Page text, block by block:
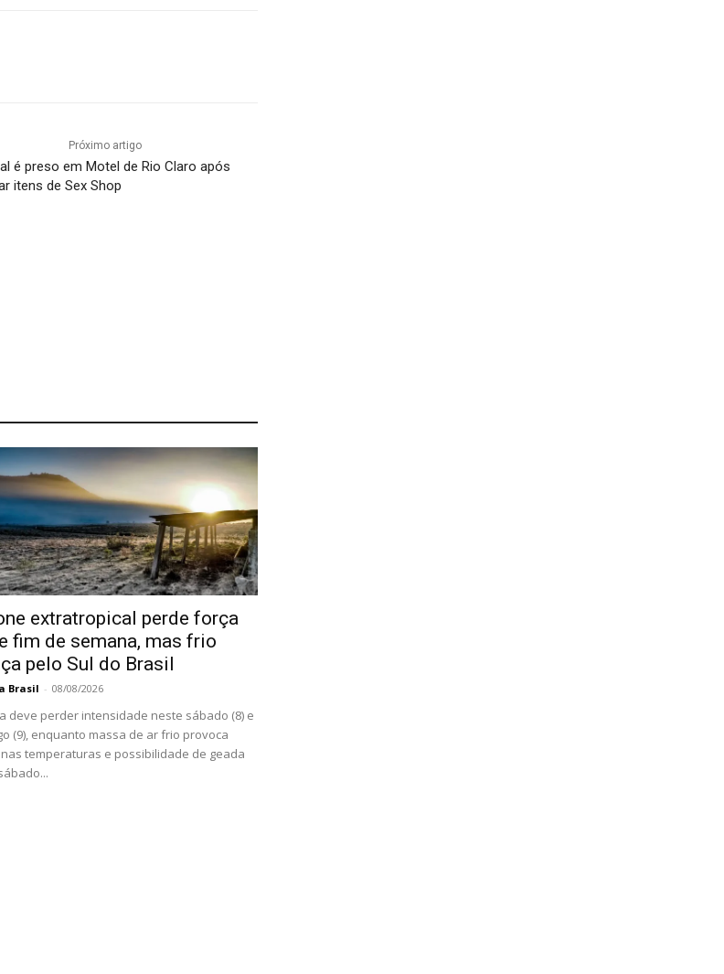
Próximo artigo
é preso em Motel de Rio Claro após
itens de Sex Shop
extratropical perde força
fim de semana, mas frio
pelo Sul do Brasil
Brasil - 08/08/2026
deve perder intensidade neste sábado (8) e
(9), enquanto massa de ar frio provoca
temperaturas e possibilidade de geada